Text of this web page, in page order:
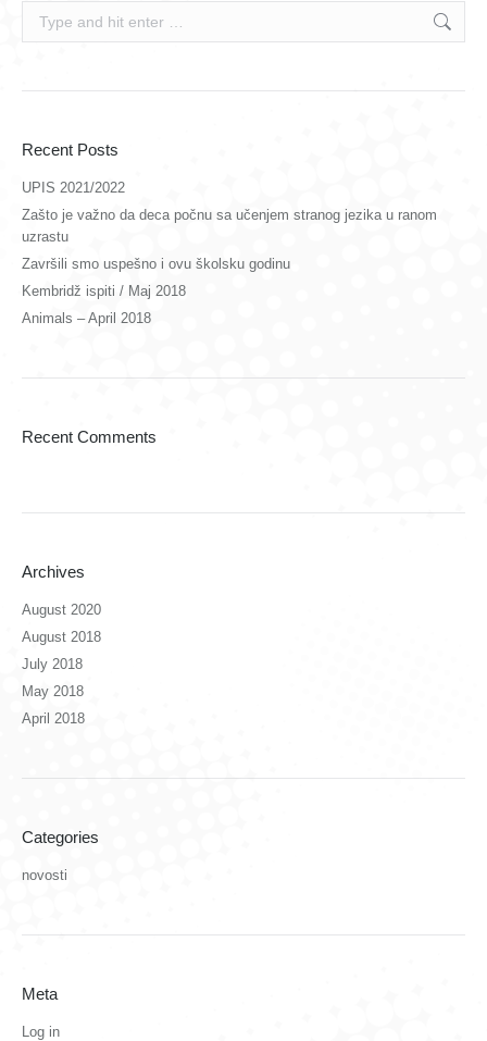
Recent Posts
UPIS 2021/2022
Zašto je važno da deca počnu sa učenjem stranog jezika u ranom
uzrastu
Završili smo uspešno i ovu školsku godinu
Kembridž ispiti / Maj 2018
Animals – April 2018
Recent Comments
Archives
August 2020
August 2018
July 2018
May 2018
April 2018
Categories
novosti
Meta
Log in